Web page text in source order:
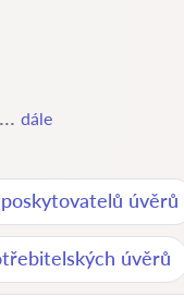
dále
úvěrů
úvěrů